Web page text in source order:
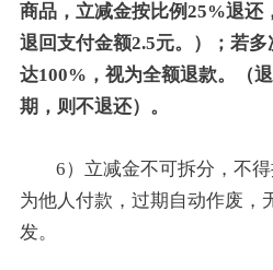
商品，立减金按比例25%退还
退回支付金额2.5元。）；若
达100%，视为全额退款。（
期，则不退还）。
6）立减金不可拆分，不
为他人付款，过期自动作废，
发。